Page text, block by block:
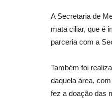
A Secretaria de
mata ciliar, que é
parceria com a
Também foi
daquela área,
fez a doação das